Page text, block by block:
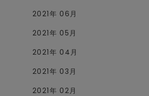
2021年 06月
2021年 05月
2021年 04月
2021年 03月
2021年 02月